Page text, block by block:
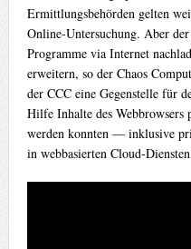
Ermittlungsbehörden gelten
Online-Untersuchung. Aber
Programme via Internet
erweitern, so der Chaos
der CCC eine Gegenstelle für
Hilfe Inhalte des
werden konnten — inklusive
in webbasierten Cloud-